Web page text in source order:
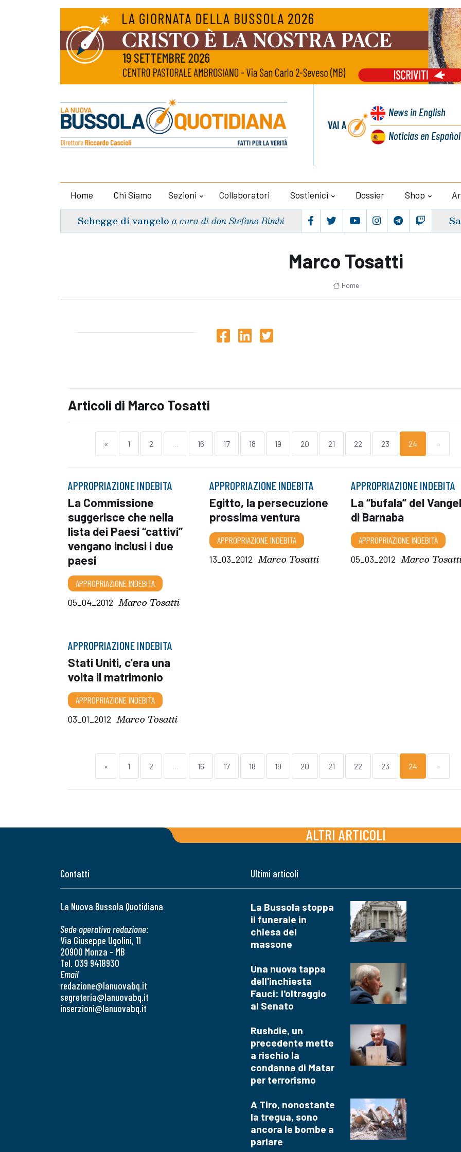
VAI A
Newsin English
Noticiasen Español
Home Chi Siamo Sezioni Collaboratori Sostienici Dossier Shop
Schegge di vangelo a cura di don Stefano Bimbi
Marco Tosatti
Home
Articoli di Marco Tosatti
« 1 2 ... 16 17 18 19 20 21 22 23 24 »
APPROPRIAZIONE INDEBITA
La Commissione
suggerisce che nella
lista dei Paesi “cattivi”
vengano inclusi i due
paesi
APPROPRIAZIONE INDEBITA
05_04_2012 Marco Tosatti
APPROPRIAZIONE INDEBITA
Egitto, la persecuzione
prossima ventura
APPROPRIAZIONE INDEBITA
13_03_2012 Marco Tosatti
APPROPRIAZIONE INDEBITA
La “bufala” del
di Barnaba
APPROPRIAZIONE INDEBITA
05_03_2012 Marco
APPROPRIAZIONE INDEBITA
Stati Uniti, c'era una
volta il matrimonio
APPROPRIAZIONE INDEBITA
03_01_2012 Marco Tosatti
« 1 2 16 17 18 19 20 21 22 23 24 »
ALTRI ARTICOLI
Contatti
La Nuova Bussola Quotidiana
Sede operativa redazione:
Via Giuseppe Ugolini, 11
20900 Monza - MB
Tel. 039 9418930
Email
redazione@lanuovabq.it
segreteria@lanuovabq.it
inserzioni@lanuovabq.it
Ultimi articoli
La Bussola stoppa
il funerale in
chiesa del
massone
Una nuova tappa
dell'inchiesta
Fauci: l'oltraggio
al Senato
Rushdie, un
precedente mette
a rischio la
condanna di Matar
per terrorismo
A Tiro, nonostante
la tregua, sono
ancora le bombe a
parlare